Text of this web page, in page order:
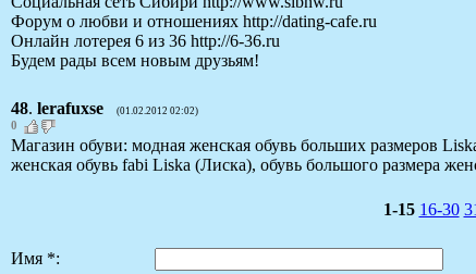
Форум о любви и отношениях http://dating-cafe.ru
Онлайн лотерея 6 из 36 http://6-36.ru
Будем рады всем новым друзьям!
48. lerafuxse (01.02.2012 02:02)
0
Магазин обуви: модная женская обувь больших размеров
женская обувь fabi Liska (Лиска), обувь большого размера
1-15 16-30
Имя *: